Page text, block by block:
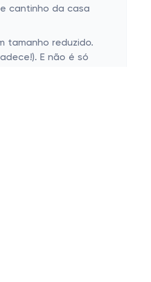
cantinho da casa
tamanho reduzido.
E não é só